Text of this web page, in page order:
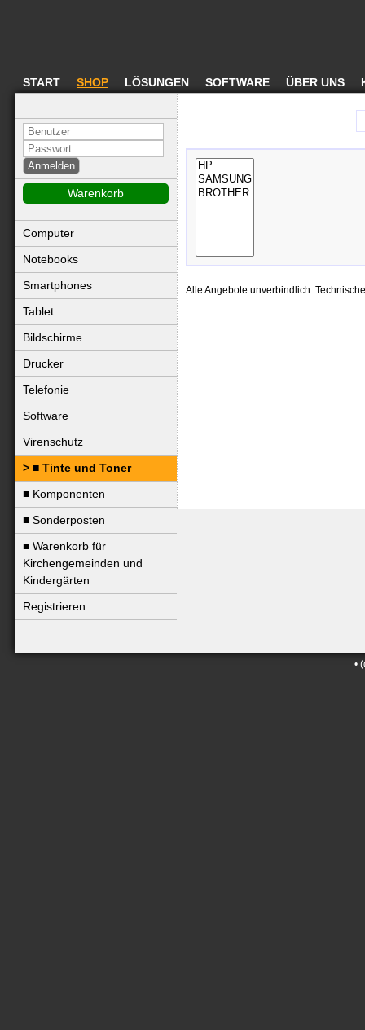
START SHOP LÖSUNGEN SOFTWARE ÜBER UNS
Warenkorb
Computer
Notebooks
Smartphones
Tablet
Bildschirme
Drucker
Telefonie
Software
Virenschutz
■ Tinte und Toner
■ Komponenten
■ Sonderposten
■ Warenkorb für
Kirchengemeinden und
Kindergärten
Registrieren
Alle Angebote unverbindlich.
•